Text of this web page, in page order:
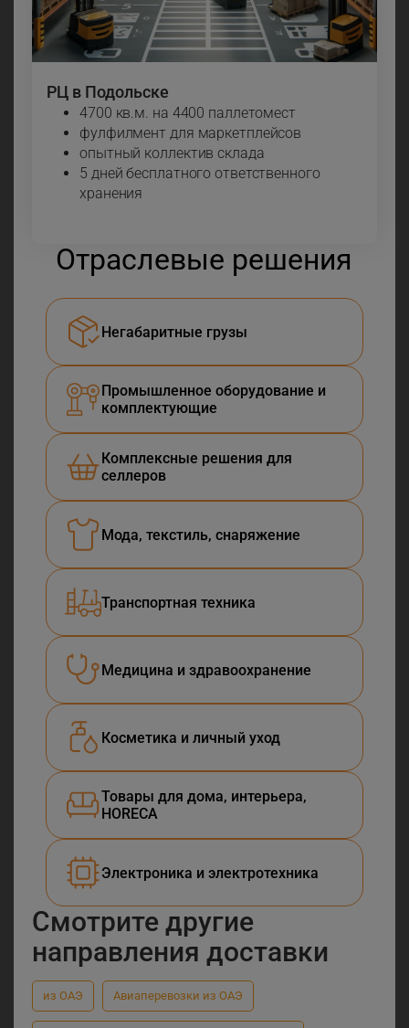
РЦ в Подольске
4700 кв.м. на 4400 паллетомест
фулфилмент для маркетплейсов
опытный коллектив склада
5 дней бесплатного ответственного
хранения
Отраслевые решения
Негабаритные грузы
Промышленное оборудование и
комплектующие
Комплексные решения для
селлеров
Мода, текстиль, снаряжение
Транспортная техника
Медицина и здравоохранение
Косметика и личный уход
Товары для дома, интерьера,
HORECA
Электроника и электротехника
Смотрите другие
направления доставки
из ОАЭ Авиаперевозки из ОАЭ